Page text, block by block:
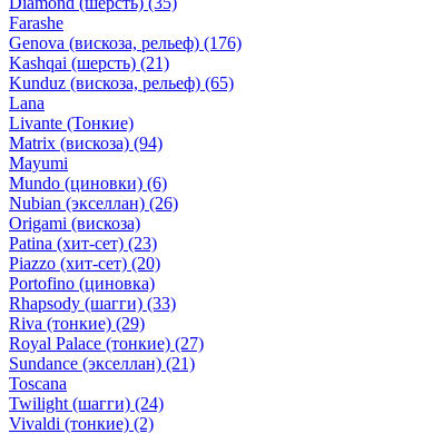
Farashe
Genova (вискоза, рельеф) (176)
Kashqai (шерсть) (21)
Kunduz (вискоза, рельеф) (65)
Lana
Livante (Тонкие)
Matrix (вискоза) (94)
Mayumi
Mundo (циновки) (6)
Nubian (экселлан) (26)
Origami (вискоза)
Patina (хит-сет) (23)
Piazzo (хит-сет) (20)
Portofino (циновка)
Rhapsody (шагги) (33)
Riva (тонкие) (29)
Royal Palace (тонкие) (27)
Sundance (экселлан) (21)
Toscana
Twilight (шагги) (24)
Vivaldi (тонкие) (2)